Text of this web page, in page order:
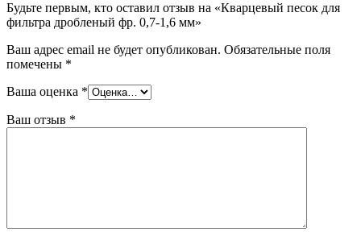
Будьте первым, кто оставил отзыв на «Кварцевый песок для
фильтра дробленый фр. 0,7-1,6 мм»
Ваш адрес email не будет опубликован. Обязательные поля
помечены *
Ваша оценка *
Ваш отзыв *